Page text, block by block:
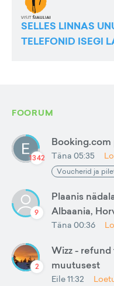
SELLES LINNAS
TELEFONID ISEGI
FOORUM
1342 Täna 05:35
Voucherid ja
9
Plaanis
Albaania,
Täna 00:36
2
Wizz -
muutusest
Eile 11:32